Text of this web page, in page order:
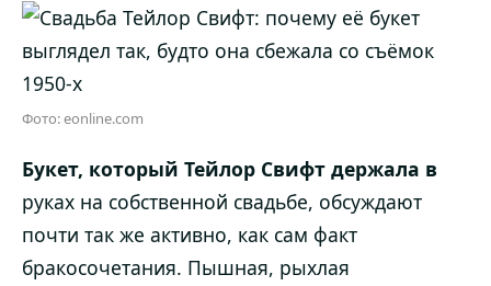
Фото: eonline.com
Букет, который Тейлор Свифт держала в
руках на собственной свадьбе, обсуждают
почти так же активно, как сам факт
бракосочетания. Пышная, рыхлая